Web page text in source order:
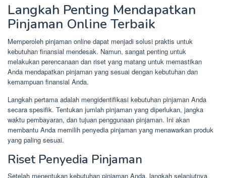
Langkah Penting Mendapatkan
Pinjaman Online Terbaik
Memperoleh pinjaman online dapat menjadi solusi praktis untuk
kebutuhan finansial mendesak. Namun, sangat penting untuk
melakukan perencanaan dan riset yang matang untuk memastikan
Anda mendapatkan pinjaman yang sesuai dengan kebutuhan dan
kemampuan finansial Anda.
Langkah pertama adalah mengidentifikasi kebutuhan pinjaman Anda
secara spesifik. Tentukan jumlah pinjaman yang diperlukan, jangka
waktu pembayaran, dan tujuan penggunaan pinjaman. Ini akan
membantu Anda memilih penyedia pinjaman yang menawarkan produk
yang paling sesuai.
Riset Penyedia Pinjaman
Setelah menentukan kebutuhan pinjaman Anda, langkah selanjutnya